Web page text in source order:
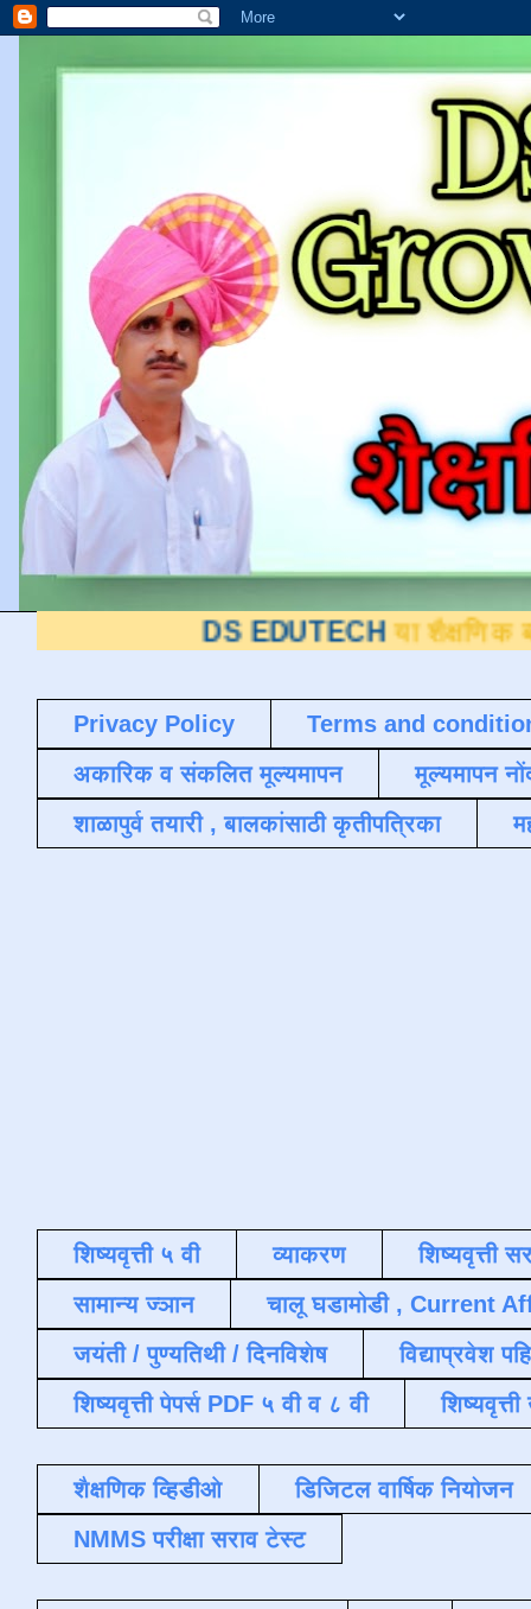
DS EDUTECH या शैक्षणिक ब्लॉगवर आपले
Privacy Policy
Terms and
अकारिक व संकलित मूल्यमापन
मूल्यमापन
शाळापुर्व तयारी , बालकांसाठी कृतीपत्रिका
शिष्यवृत्ती ५ वी व्याकरण
शिष्यवृत्ती
सामान्य ज्ञान
चालू घडामोडी , Current
जयंती / पुण्यतिथी / दिनविशेष
विद्याप्रवेश
शिष्यवृत्ती पेपर्स PDF ५ वी व ८ वी
शैक्षणिक व्हिडीओ
डिजिटल वार्षिक नियोजन
NMMS परीक्षा सराव टेस्ट